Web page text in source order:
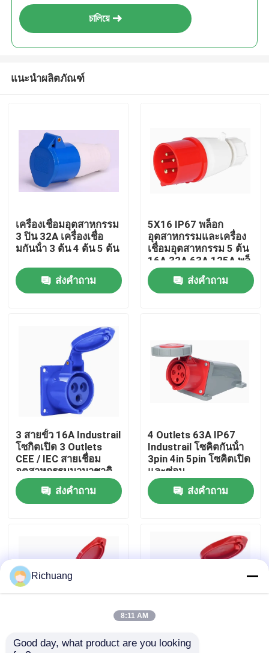
เกี่ยวกับเรา
ทัวร์โรงงาน
ควบคุมคุณภาพ
ติดต่อเรา
ผลิตภัณฑ์ระบบอัตโนมัติสำหรับอุตสาหกรรม
PLC สายเคเบิลและตัวเชื่อม
চালিয়ে
แนะนำผลิตภัณฑ์
เครื่องเชื่อมอุตสาหกรรม
3 ปิน 32A เครื่องเชื่อ
มกันน้ํา 3 ต้น 4 ต้น 5 ต้น
ส่งคำถาม
5X16 IP67 พล็อก
อุตสาหกรรมและเครื่อง
เชื่อมอุตสาหกรรม 5 ต้น
16A 32A 63A 125A พล็
อกกันน้ํา
ส่งคำถาม
3 สายขั้ว 16A Industrail
โซกิตเปิด 3 Outlets
CEE / IEC สายเชื่อม
อุตสาหกรรมนานาชาติ
ส่งคำถาม
4 Outlets 63A IP67
Industrail โซคิตกันน้ํา
3pin 4in 5pin โซคิตเปิด
และซ่อน
ส่งคำถาม
IP67 4 ต้น 32A โซคเก
380v 4x16 16A โซกิ
Richuang
8:11 AM
Good day, what product are you looking